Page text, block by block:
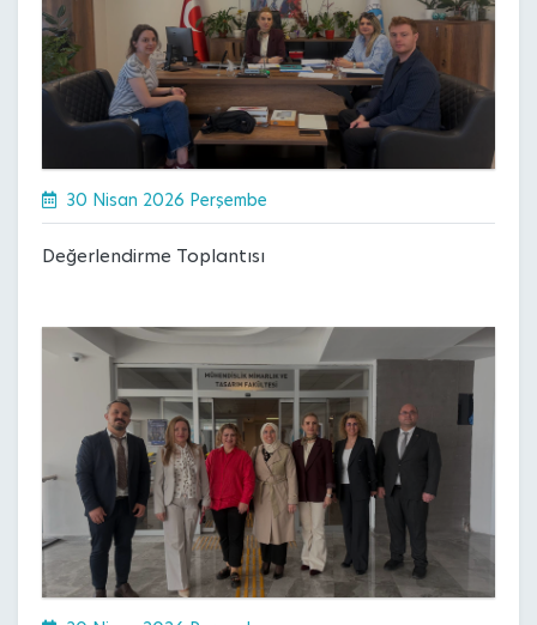
30 Nisan 2026 Perşembe
Değerlendirme Toplantısı